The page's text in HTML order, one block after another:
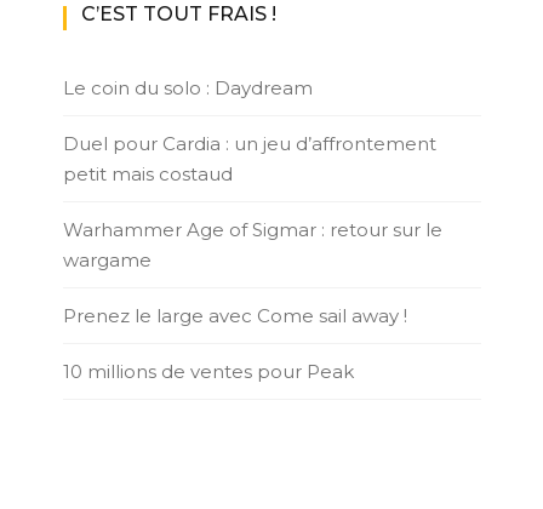
C’EST TOUT FRAIS !
Le coin du solo : Daydream
Duel pour Cardia : un jeu d’affrontement
petit mais costaud
Warhammer Age of Sigmar : retour sur le
wargame
Prenez le large avec Come sail away !
10 millions de ventes pour Peak